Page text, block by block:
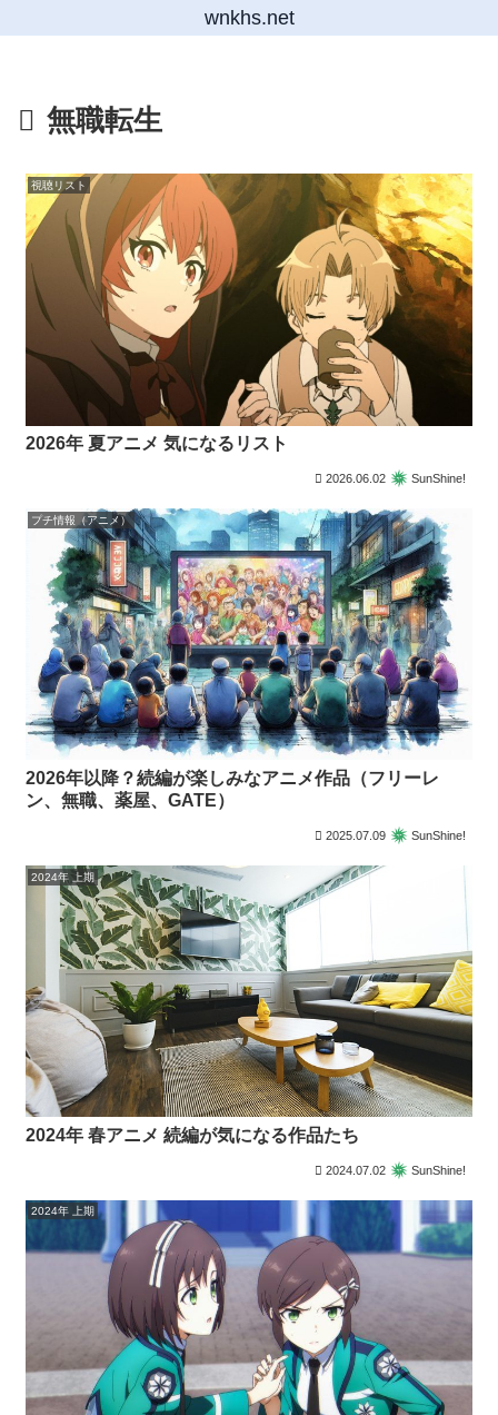
wnkhs.net
無職転生
視聴リスト
2026年 夏アニメ 気になるリスト
2026.06.02 SunShine!
プチ情報（アニメ）
2026年以降？続編が楽しみなアニメ作品（フリーレ
ン、無職、薬屋、GATE）
2025.07.09 SunShine!
2024年 上期
2024年 春アニメ 続編が気になる作品たち
2024.07.02 SunShine!
2024年 上期